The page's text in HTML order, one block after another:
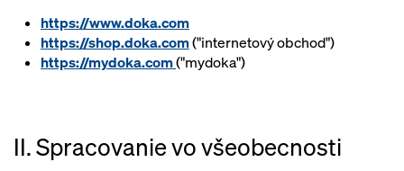
https://www.doka.com
https://shop.doka.com("internetový obchod")
https://mydoka.com("mydoka")
II. Spracovanie vo všeobecnosti